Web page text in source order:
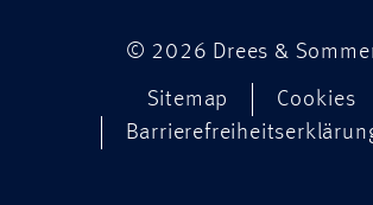
© 2026 Drees &
Sitemap
Cookies